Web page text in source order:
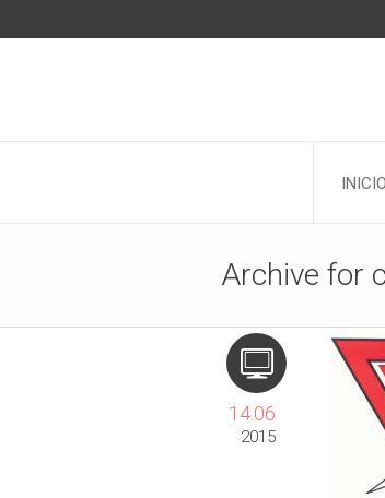
INICIO
Archive for
14.06
2015